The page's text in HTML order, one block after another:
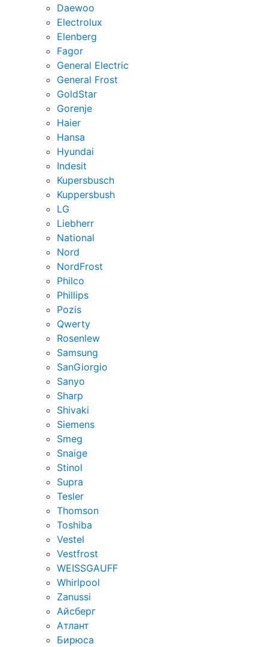
Daewoo
Electrolux
Elenberg
Fagor
General Electric
General Frost
GoldStar
Gorenje
Haier
Hansa
Hyundai
Indesit
Kupersbusch
Kuppersbush
LG
Liebherr
National
Nord
NordFrost
Philco
Phillips
Pozis
Qwerty
Rosenlew
Samsung
SanGiorgio
Sanyo
Sharp
Shivaki
Siemens
Smeg
Snaige
Stinol
Supra
Tesler
Thomson
Toshiba
Vestel
Vestfrost
WEISSGAUFF
Whirlpool
Zanussi
Айсберг
Атлант
Бирюса